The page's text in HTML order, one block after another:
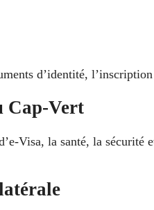
d’identité,
Cap‑Vert
la santé, la